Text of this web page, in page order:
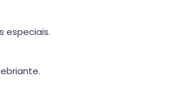
especiais.